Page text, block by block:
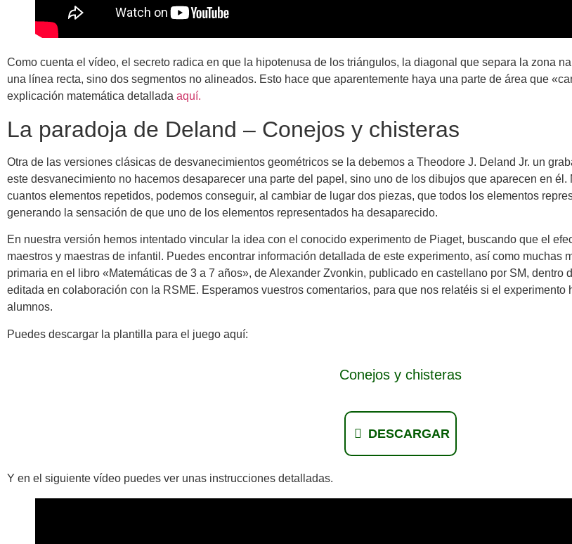
Como cuenta el vídeo, el secreto radica en que la hipotenusa de los triángulos, la diagonal que separa la zona
una línea recta, sino dos segmentos no alineados. Esto hace que aparentemente haya una parte de área que
explicación matemática detallada aquí.
La paradoja de Deland – Conejos y chisteras
Otra de las versiones clásicas de desvanecimientos geométricos se la debemos a Theodore J. Deland Jr. un
este desvanecimiento no hacemos desaparecer una parte del papel, sino uno de los dibujos que aparecen en
cuantos elementos repetidos, podemos conseguir, al cambiar de lugar dos piezas, que todos los elementos
generando la sensación de que uno de los elementos representados ha desaparecido.
En nuestra versión hemos intentado vincular la idea con el conocido experimento de Piaget, buscando que el
maestros y maestras de infantil. Puedes encontrar información detallada de este experimento, así como muchas
primaria en el libro «Matemáticas de 3 a 7 años», de Alexander Zvonkin, publicado en castellano por SM, dentro
editada en colaboración con la RSME. Esperamos vuestros comentarios, para que nos relatéis si el
alumnos.
Puedes descargar la plantilla para el juego aquí:
Conejos y chisteras
DESCARGAR
Y en el siguiente vídeo puedes ver unas instrucciones detalladas.